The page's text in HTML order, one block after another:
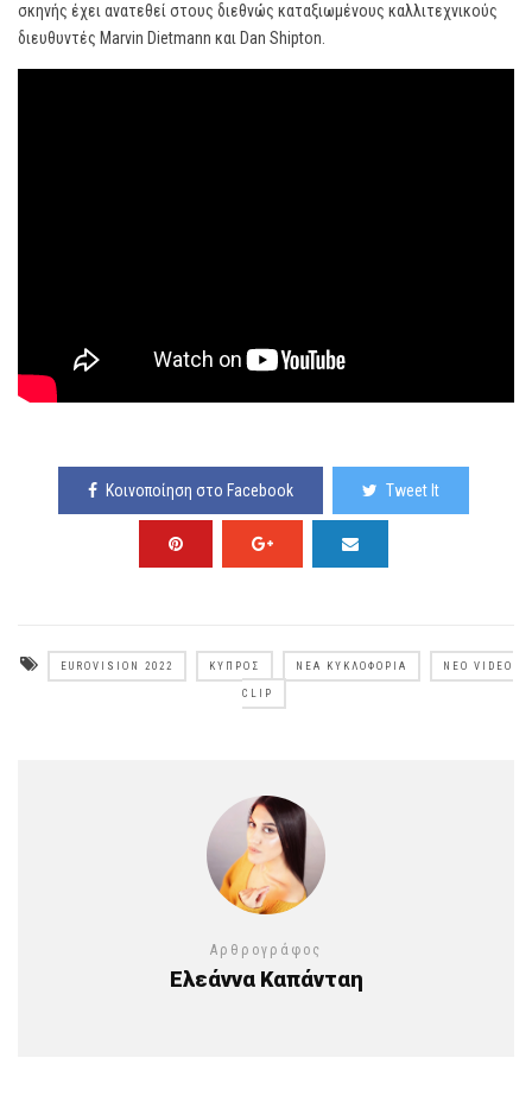
σκηνής έχει ανατεθεί στους διεθνώς καταξιωμένους καλλιτεχνικούς
διευθυντές Marvin Dietmann και Dan Shipton.
Κοινοποίηση στο Facebook Tweet It
EUROVISION 2022 ΚΎΠΡΟΣ ΝΈΑ ΚΥΚΛΟΦΟΡΊΑ ΝΈΟ VIDEO
CLIP
Αρθρογράφος
Ελεάννα Καπάνταη